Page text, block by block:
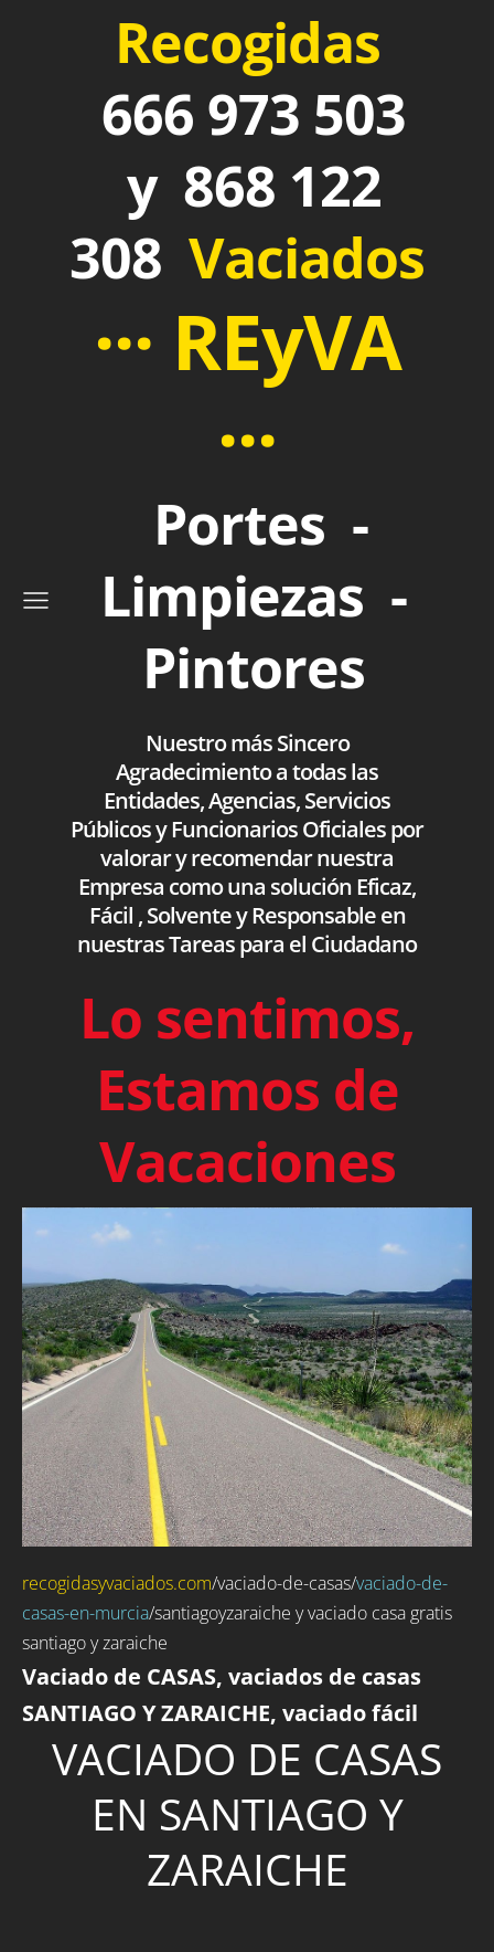
Recogidas
666 973 503
y 868 122
308 Vaciados
··· REyVA
···
Portes -
Limpiezas -
Pintores
Nuestro más Sincero
Agradecimiento a todas las
Entidades, Agencias, Servicios
Públicos y Funcionarios Oficiales por
valorar y recomendar nuestra
Empresa como una solución Eficaz,
Fácil , Solvente y Responsable en
nuestras Tareas para el Ciudadano
Lo sentimos,
Estamos de
Vacaciones
recogidasyvaciados.com/vaciado-de-casas/vaciado-de-
casas-en-murcia/santiagoyzaraiche y vaciado casa gratis
santiago y zaraiche
Vaciado de CASAS, vaciados de casas
SANTIAGO Y ZARAICHE, vaciado fácil
VACIADO DE CASAS
EN SANTIAGO Y
ZARAICHE